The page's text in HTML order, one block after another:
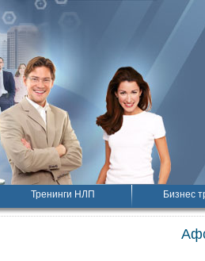
Тренинги НЛП Бизнес